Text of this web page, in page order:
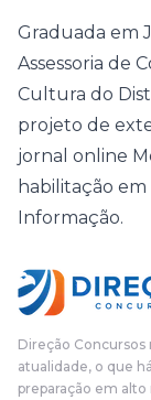
Graduada em
Assessoria de
Cultura do
projeto de
jornal online
habilitação em
Informação.
Direção Concursos
atualidade, o que
preparação em